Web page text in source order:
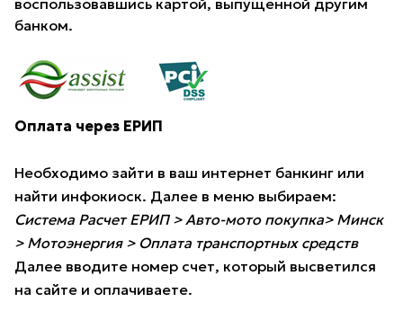
воспользовавшись картой, выпущенной другим
банком.
Оплата через ЕРИП
Необходимо зайти в ваш интернет банкинг или
найти инфокиоск. Далее в меню выбираем:
Система Расчет ЕРИП > Авто-мото покупка> Минск
> Мотоэнергия > Оплата транспортных средств
Далее вводите номер счет, который высветился
на сайте и оплачиваете.